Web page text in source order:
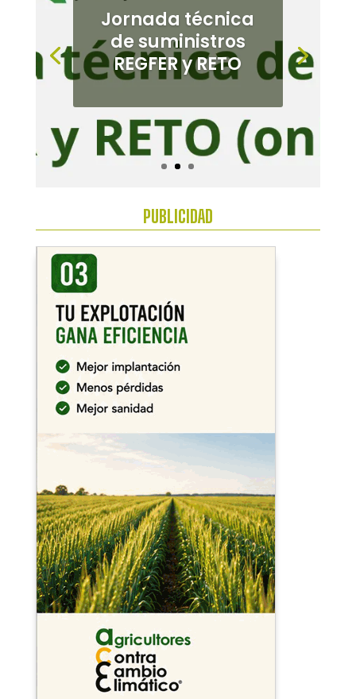
Jornada técnica
de suministros
REGFER y RETO
Jornada de
cultivos
alternativos en el
Bajo
Guadalquivir
PUBLICIDAD